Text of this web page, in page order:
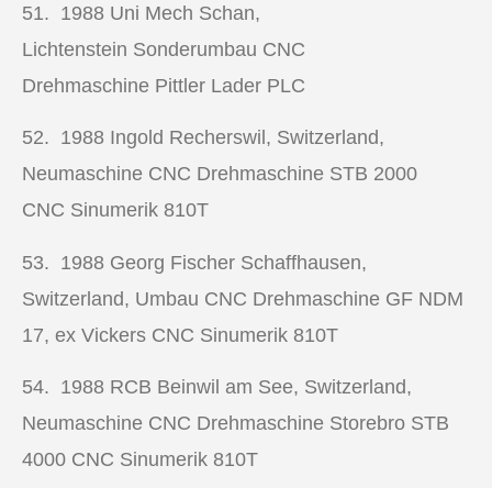
51. 1988 Uni Mech Schan,
Lichtenstein Sonderumbau CNC
Drehmaschine Pittler Lader PLC
52. 1988 Ingold Recherswil, Switzerland,
Neumaschine CNC Drehmaschine STB 2000
CNC Sinumerik 810T
53. 1988 Georg Fischer Schaffhausen,
Switzerland, Umbau CNC Drehmaschine GF NDM
17, ex Vickers CNC Sinumerik 810T
54. 1988 RCB Beinwil am See, Switzerland,
Neumaschine CNC Drehmaschine Storebro STB
4000 CNC Sinumerik 810T